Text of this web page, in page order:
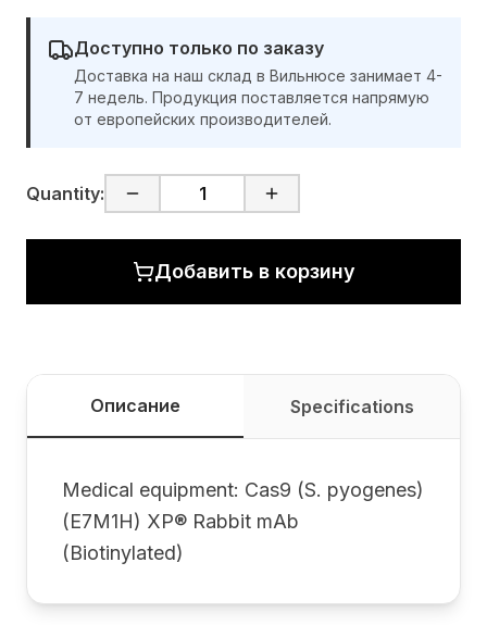
Доступно только по заказу
Доставка на наш склад в Вильнюсе занимает 4-
7 недель. Продукция поставляется напрямую
от европейских производителей.
Quantity:
Добавить в корзину
Описание Specifications
Medical equipment: Cas9 (S. pyogenes)
(E7M1H) XP® Rabbit mAb
(Biotinylated)